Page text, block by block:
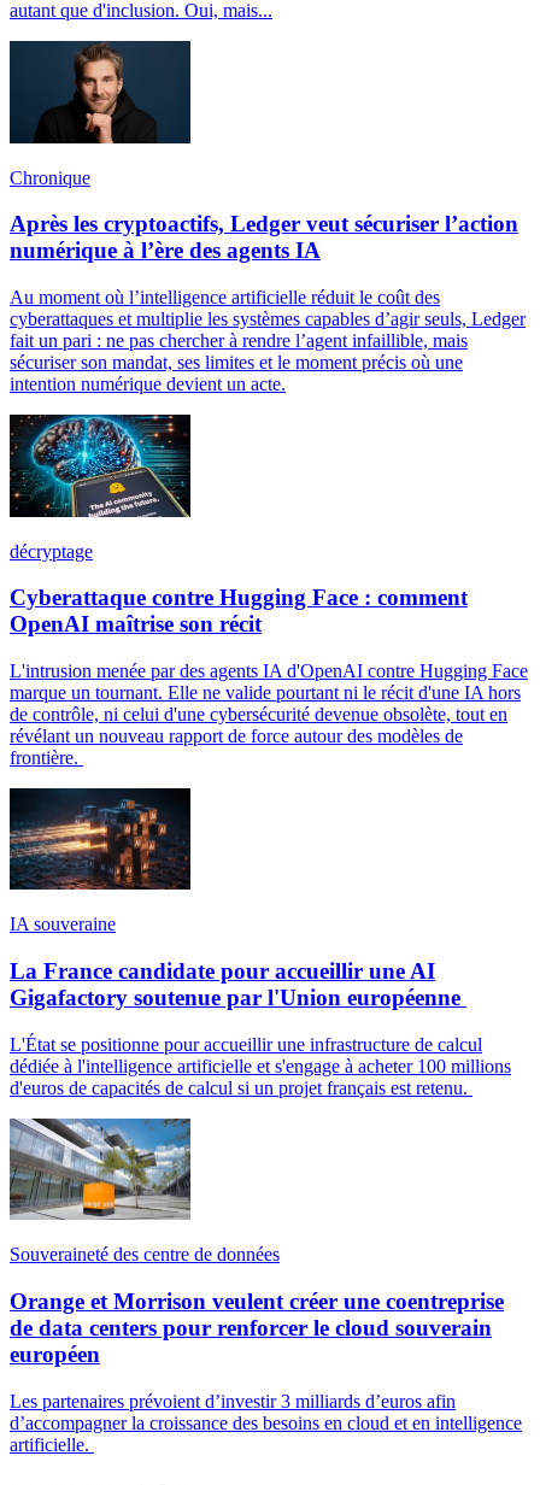
autant que d'inclusion. Oui, mais...
Chronique
Après les cryptoactifs, Ledger veut sécuriser l’action
numérique à l’ère des agents IA
Au moment où l’intelligence artificielle réduit le coût des
cyberattaques et multiplie les systèmes capables d’agir seuls, Ledger
fait un pari : ne pas chercher à rendre l’agent infaillible, mais
sécuriser son mandat, ses limites et le moment précis où une
intention numérique devient un acte.
décryptage
Cyberattaque contre Hugging Face : comment
OpenAI maîtrise son récit
L'intrusion menée par des agents IA d'OpenAI contre Hugging Face
marque un tournant. Elle ne valide pourtant ni le récit d'une IA hors
de contrôle, ni celui d'une cybersécurité devenue obsolète, tout en
révélant un nouveau rapport de force autour des modèles de
frontière.
IA souveraine
La France candidate pour accueillir une AI
Gigafactory soutenue par l'Union européenne
L'État se positionne pour accueillir une infrastructure de calcul
dédiée à l'intelligence artificielle et s'engage à acheter 100 millions
d'euros de capacités de calcul si un projet français est retenu.
Souveraineté des centre de données
Orange et Morrison veulent créer une coentreprise
de data centers pour renforcer le cloud souverain
européen
Les partenaires prévoient d’investir 3 milliards d’euros afin
d’accompagner la croissance des besoins en cloud et en intelligence
artificielle.